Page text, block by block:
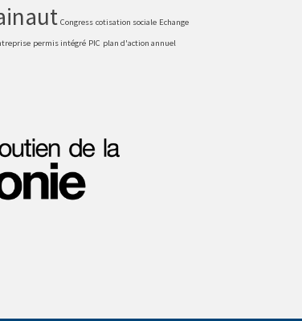
Congress cotisation sociale Echange
permis intégré PIC plan d'action annuel